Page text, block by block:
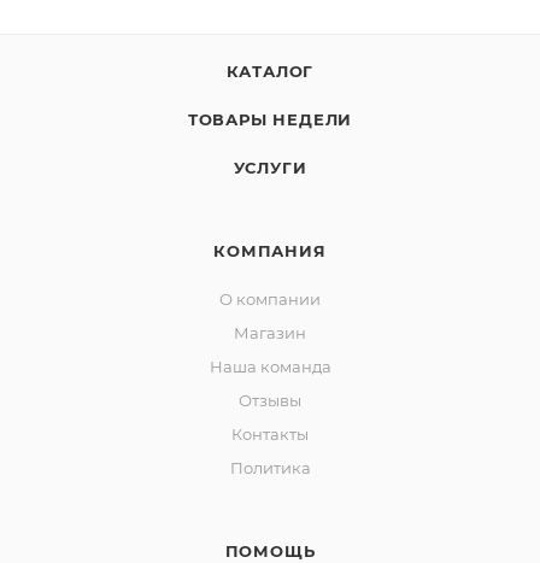
КАТАЛОГ
ТОВАРЫ НЕДЕЛИ
УСЛУГИ
КОМПАНИЯ
О компании
Магазин
Наша команда
Отзывы
Контакты
Политика
ПОМОЩЬ